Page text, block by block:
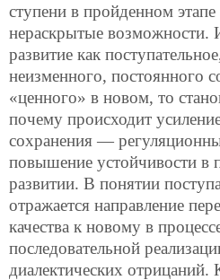
ступени в пройденном этапе
нераскрытые возможности.
развитие как
неизменного, постоянного
«ценного» в новом, то
почему происходит
сохранения —
повышение устойчивости в
развитии. В понятии
отражается направление
качества к новому в
последовательной
диалектических